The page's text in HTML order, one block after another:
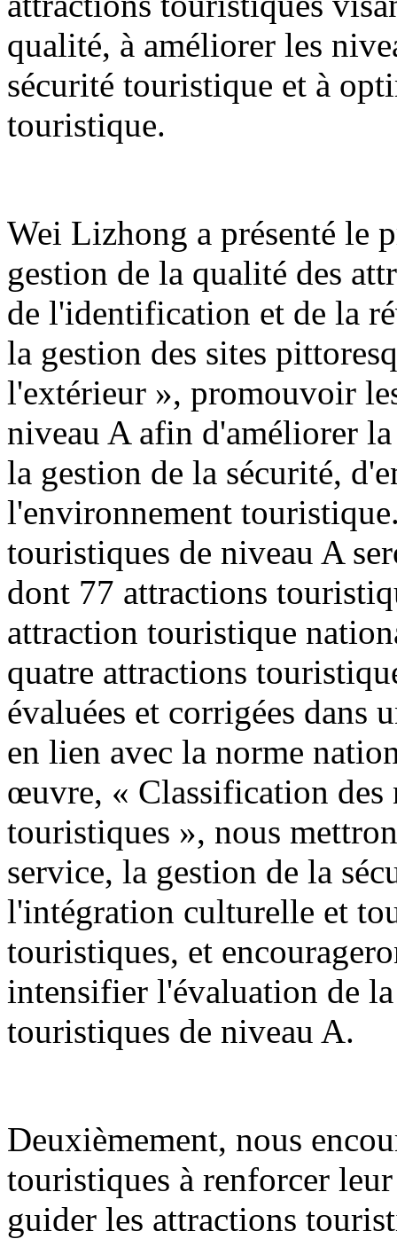
qualité, à améliorer les
sécurité touristique et à
touristique.
Wei Lizhong a présenté le
gestion de la qualité des
de l'identification et de la
la gestion des sites
l'extérieur », promouvoir
niveau A afin d'améliorer
la gestion de la sécurité,
l'environnement
touristiques de niveau A
dont 77 attractions
attraction touristique
quatre attractions
évaluées et corrigées dans
en lien avec la norme
œuvre, « Classification des
touristiques », nous
service, la gestion de la
l'intégration culturelle et
touristiques, et
intensifier l'évaluation de
touristiques de niveau A.
Deuxièmement, nous
touristiques à renforcer
guider les attractions